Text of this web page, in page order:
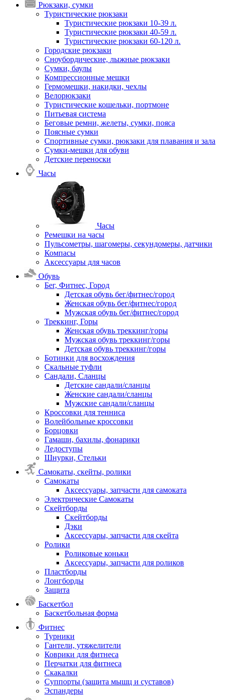
Рюкзаки, сумки
Туристические рюкзаки
Туристические рюкзаки 10-39 л.
Туристические рюкзаки 40-59 л.
Туристические рюкзаки 60-120 л.
Городские рюкзаки
Сноубордические, лыжные рюкзаки
Сумки, баулы
Компрессионные мешки
Гермомешки, накидки, чехлы
Велорюкзаки
Туристические кошельки, портмоне
Питьевая система
Беговые ремни, желеты, сумки, пояса
Поясные сумки
Спортивные сумки, рюкзаки для плавания и зала
Сумки-мешки для обуви
Детские переноски
Часы
Часы
Ремешки на часы
Пульсометры, шагомеры, секундомеры, датчики
Компасы
Аксессуары для часов
Обувь
Бег, Фитнес, Город
Детская обувь бег/фитнес/город
Женская обувь бег/фитнес/город
Мужская обувь бег/фитнес/город
Треккинг, Горы
Женская обувь треккинг/горы
Мужская обувь треккинг/горы
Детская обувь треккинг/горы
Ботинки для восхождения
Скальные туфли
Сандали, Сланцы
Детские сандали/сланцы
Женские сандали/сланцы
Мужские сандали/сланцы
Кроссовки для тенниса
Волейбольные кроссовки
Борцовки
Гамаши, бахилы, фонарики
Ледоступы
Шнурки, Стельки
Самокаты, скейты, ролики
Самокаты
Аксессуары, запчасти для самоката
Электрические Самокаты
Скейтборды
Скейтборды
Дэки
Аксессуары, запчасти для скейта
Ролики
Роликовые коньки
Аксессуары, запчасти для роликов
Пластборды
Лонгборды
Защита
Баскетбол
Баскетбольная форма
Фитнес
Турники
Гантели, утяжелители
Коврики для фитнеса
Перчатки для фитнеса
Скакалки
Суппорты (защита мышц и суставов)
Эспандеры